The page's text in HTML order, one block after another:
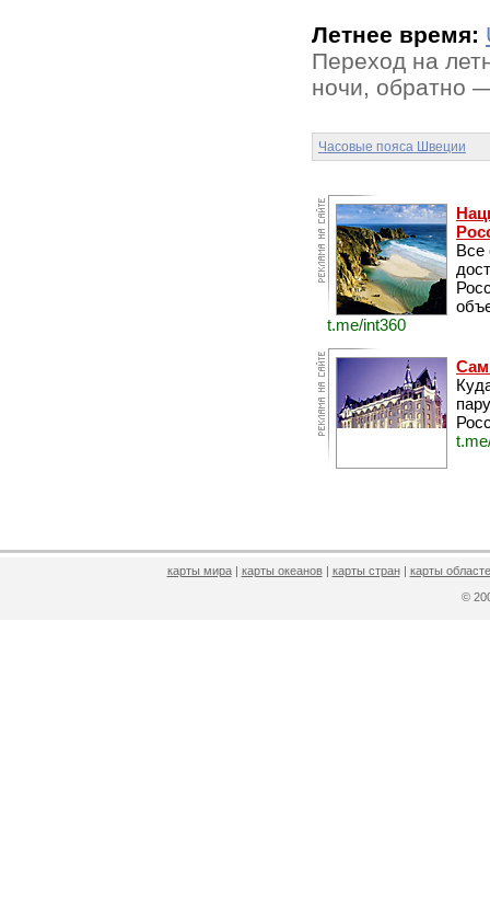
Летнее время:
Переход на
ночи, обратно
Часовые пояса Швеции
Все
t.me/int360
карты мира| карты океанов| карты стран| карты
©